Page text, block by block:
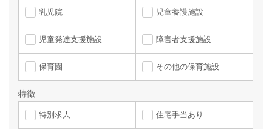
乳児院 児童養護施設
児童発達支援施設 障害者支援施設
保育園 その他の保育施設
特徴
特別求人 住宅手当あり